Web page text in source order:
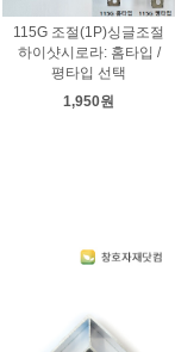
115G 조절(1P)싱글조절
하이샷시로라: 홈타입 /
평타입 선택
1,950원